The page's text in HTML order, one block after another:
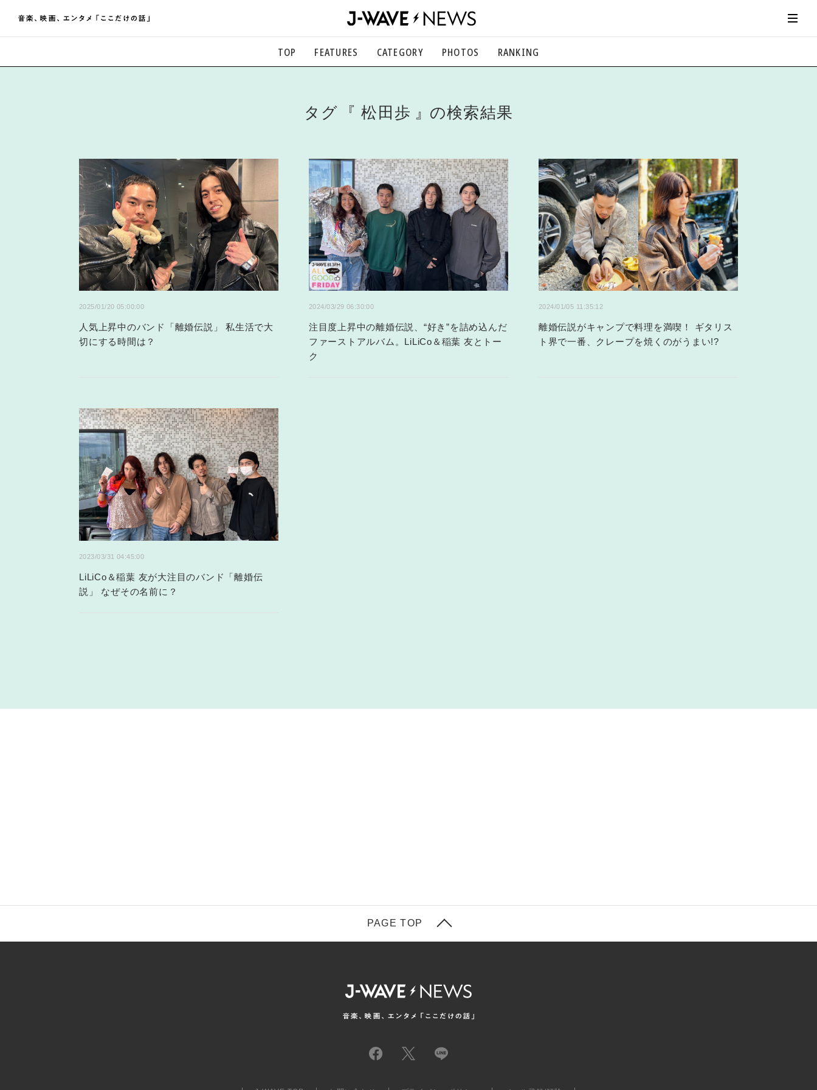
TOP FEATURES CATEGORY
映画、芸能、舞台、スポーツなど
ライフスタイル
食、健康、美容…暮らし豊かに
社会
国内、海外の気になるトピック
PHOTOS RANKING
タグ 松田歩 の検索結果
2025/01/20 05:00:00
人気上昇中のバンド「離婚伝説」 私生活で大
切にする時間は？
2024/03/29 06:30:00
注目度上昇中の離婚伝説、“好き”を詰め込んだ
ファーストアルバム。LiLiCo＆稲葉 友とトー
ク
2024/01/05 11:35:12
離婚伝説がキャンプで料理を満喫！ ギタリス
ト界で一番、クレープを焼くのがうまい!?
2023/03/31 04:45:00
LiLiCo＆稲葉 友が大注目のバンド「離婚伝
説」 なぜその名前に？
PAGE TOP